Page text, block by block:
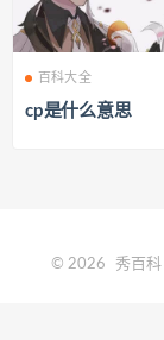
百科大全
cp是什么意思
© 2026 秀百科